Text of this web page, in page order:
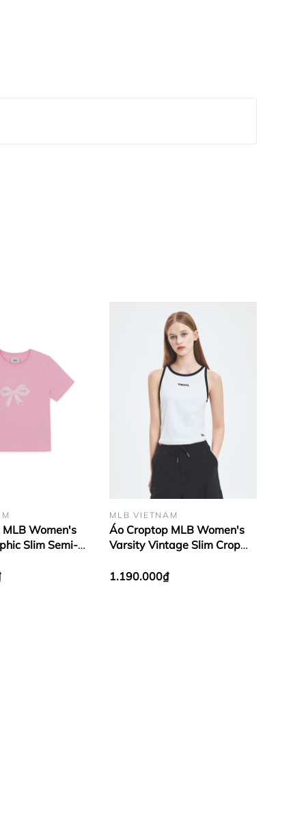
Women's
Slim Semi-
Pink
MLB VIETNAM
Áo Croptop MLB Women's
Varsity Vintage Slim Crop
Yankees White
1.190.000₫